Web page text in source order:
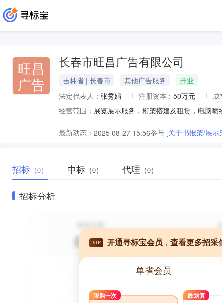
旺昌
广告
长春市旺昌广告有限公司
吉林省 | 长春市 其他广告服务
开业
法定代表人： 张秀娟 注册资本： 50万元
成
经营范围：
最新动态： 2025-08-27 15:56参与 [关于书报架/展
招标 （0） 中标 （0） 代理 （0）
招标分析
VIP 开通寻标宝会员，查看更多招采
单省会员
限购一次 最划算